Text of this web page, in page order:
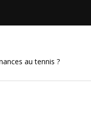
au tennis ?